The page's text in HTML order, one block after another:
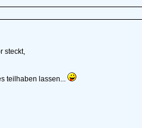
steckt,
teilhaben lassen...